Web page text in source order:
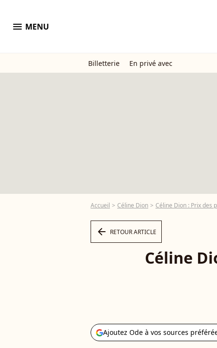
menu MENU
Billetterie En privé avec
Accueil Céline Dion Céline Dion : Prix des
arrow_left RETOUR ARTICLE
Céline
Ajoutez Ode à vos sources